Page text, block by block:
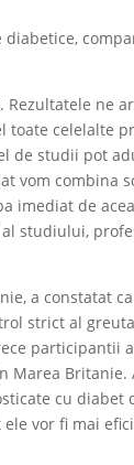
ne
toate celelalte
de studii pot
vom combina
imediat de
studiului,
a constatat
strict al
participantii
Marea Britanie.
cu diabet
vor fi mai